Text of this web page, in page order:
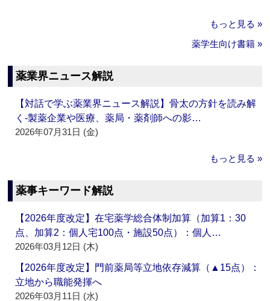
もっと見る »
薬学生向け書籍 »
薬業界ニュース解説
【対話で学ぶ薬業界ニュース解説】骨太の方針を読み解
く‐製薬企業や医療、薬局・薬剤師への影…
2026年07月31日 (金)
もっと見る »
薬事キーワード解説
【2026年度改定】在宅薬学総合体制加算（加算1：30
点、加算2：個人宅100点・施設50点）：個人…
2026年03月12日 (木)
【2026年度改定】門前薬局等立地依存減算（▲15点）：
立地から職能発揮へ
2026年03月11日 (水)